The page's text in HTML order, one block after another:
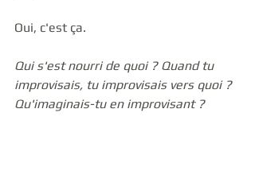
Oui, c'est ça.
Qui s'est nourri de quoi ? Quand tu
improvisais, tu improvisais vers quoi ?
Qu'imaginais-tu en improvisant ?